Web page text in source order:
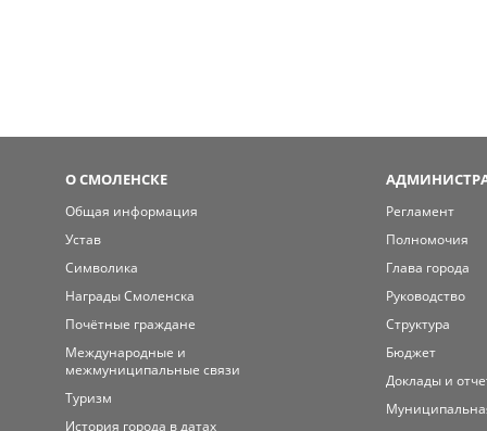
О СМОЛЕНСКЕ
Общая информация
Устав
Символика
Награды Смоленска
Почётные граждане
Международные и
межмуниципальные связи
Туризм
История города в датах
Регламент
Полномочия
Глава города
Руководство
Структура
Бюджет
Доклады и